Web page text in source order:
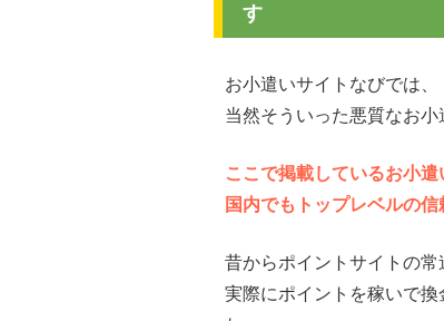
す
お小遣いサイトなびでは、
当然そういった悪質なお小
ここで掲載しているお小遣
国内でもトップレベルの
昔からポイントサイトの常
実際にポイントを稼いで